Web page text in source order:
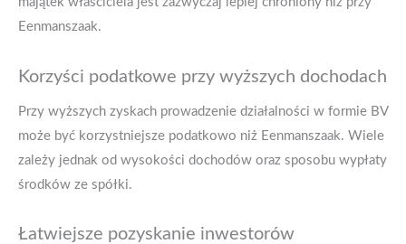
Eenmanszaak.
Korzyści podatkowe przy wyższych dochodach
Przy wyższych zyskach prowadzenie działalności w formie BV
może być korzystniejsze podatkowo niż Eenmanszaak. Wiele
zależy jednak od wysokości dochodów oraz sposobu wypłaty
środków ze spółki.
Łatwiejsze pozyskanie inwestorów